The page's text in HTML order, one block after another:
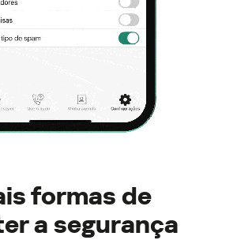
formas de
a segurança